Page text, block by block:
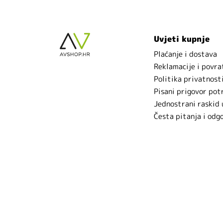
Uvjeti kupnje
Plaćanje i dostava
Reklamacije i
Politika privatnosti
Pisani prigovor
Jednostrani raskid
Česta pitanja i